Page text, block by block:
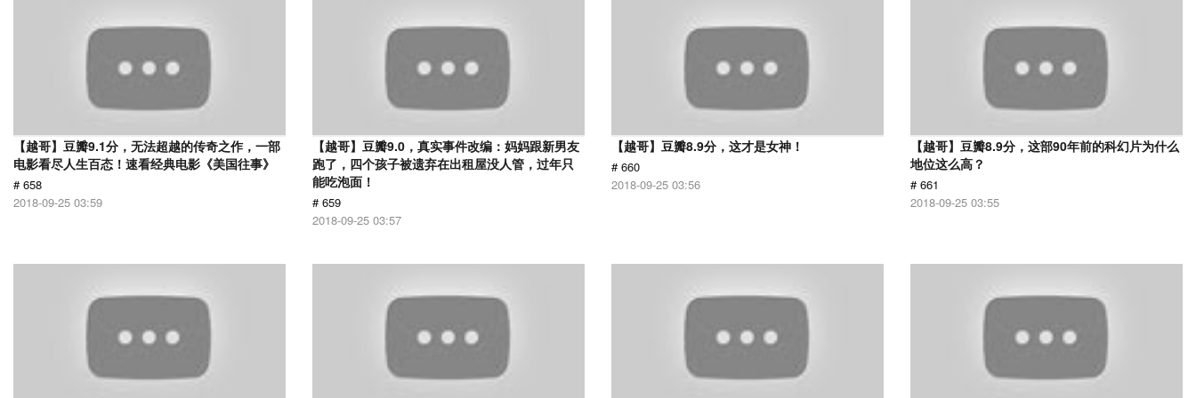
【越哥】豆瓣9.1分，无法超越的传奇之作，一部
电影看尽人生百态！速看经典电影《美国往事》
# 658
2018-09-25 03:59
【越哥】豆瓣9.0，真实事件改编：妈妈跟新男友
跑了，四个孩子被遗弃在出租屋没人管，过年只
能吃泡面！
# 659
2018-09-25 03:57
【越哥】豆瓣8.9分，这才是女神！
# 660
2018-09-25 03:56
【越哥】豆瓣8.9分，这部90年前的科幻片为什么
地位这么高？
# 661
2018-09-25 03:55